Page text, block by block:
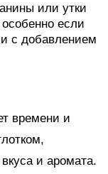
или утки
если
с добавлением
времени и
и аромата.